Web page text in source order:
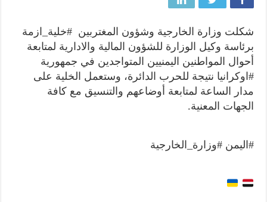
شكلت وزارة الخارجية وشؤون المغتربين #خلية_ازمة
برئاسة وكيل الوزارة للشؤون المالية والادارية لمتابعة
أحوال المواطنين اليمنيين المتواجدين في جمهورية
‫#اوكرانيا‬ نتيجة للحرب الدائرة، وستعمل الخلية على
مدار الساعة لمتابعة أوضاعهم والتنسيق مع كافة
الجهات المعنية.
#اليمن #وزارة_الخارجية